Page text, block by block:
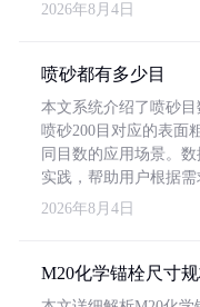
2026年8月4日
喷砂都有多少目
本文系统介绍了喷砂
喷砂200目对应的表面
同目数的应用场景。
实践，帮助用户根据需
2026年8月4日
M20化学锚栓尺寸